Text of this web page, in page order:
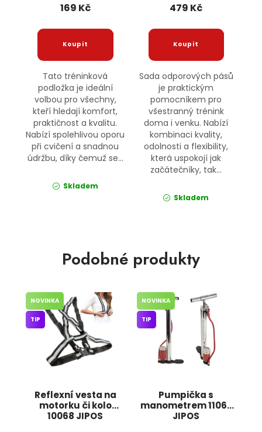
169 Kč
Tato tréninková
podložka je ideální
volbou pro všechny,
kteří hledají komfort,
praktičnost a kvalitu.
Nabízí spolehlivou oporu
při cvičení a snadnou
údržbu, díky čemuž se...
Skladem
479 Kč
Sada odporových pásů
je praktickým
pomocníkem pro
všestranný trénink
doma i venku. Nabízí
kombinaci kvality,
odolnosti a flexibility,
která uspokojí jak
začátečníky, tak...
Skladem
Podobné produkty
Reflexní vesta na
motorku či kolo
10068 JIPOS
NOVINKA
TIP
Pumpička s
manometrem 11067
JIPOS
NOVINKA
TIP